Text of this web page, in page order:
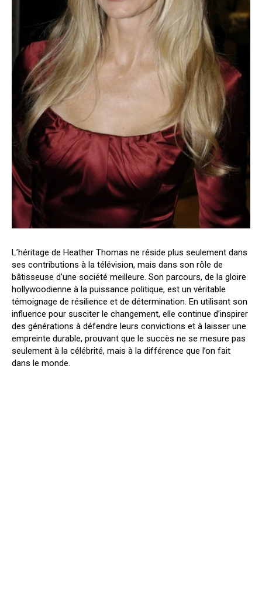
L’héritage de Heather Thomas ne réside plus seulement dans
ses contributions à la télévision, mais dans son rôle de
bâtisseuse d’une société meilleure. Son parcours, de la gloire
hollywoodienne à la puissance politique, est un véritable
témoignage de résilience et de détermination. En utilisant son
influence pour susciter le changement, elle continue d’inspirer
des générations à défendre leurs convictions et à laisser une
empreinte durable, prouvant que le succès ne se mesure pas
seulement à la célébrité, mais à la différence que l’on fait
dans le monde.